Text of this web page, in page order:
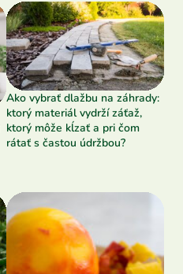
Ako vybrať dlažbu na záhrady:
ktorý materiál vydrží záťaž,
ktorý môže kĺzať a pri čom
rátať s častou údržbou?